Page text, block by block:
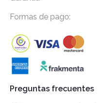
Formas de pago:
Preguntas frecuentes